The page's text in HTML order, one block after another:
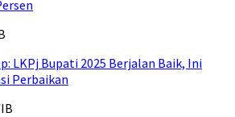
LKPj Bupati 2025 Berjalan Baik, Ini
Perbaikan